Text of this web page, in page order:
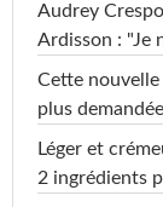
Audrey
Ardisson : "Je
Cette
plus
Léger et
2 ingrédients